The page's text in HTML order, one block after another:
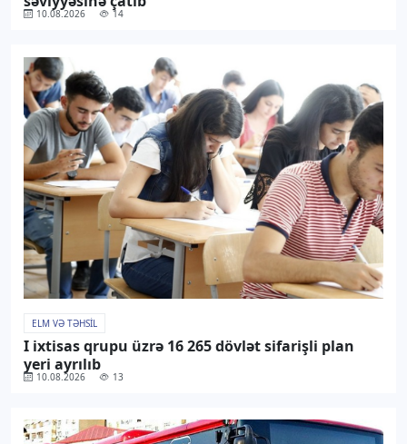
10.08.2026 14
ELM VƏ TƏHSIL
I ixtisas qrupu üzrə 16 265 dövlət sifarişli plan
yeri ayrılıb
10.08.2026 13